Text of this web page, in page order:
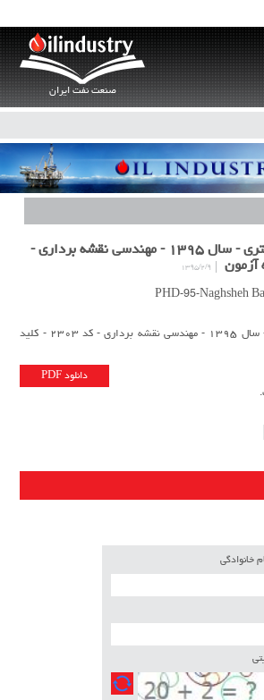
صنعت نفت ایران
آزمون ورودی دوره دکتری - سال ۱۳۹۵ - مهندسی نقشه برداری -
۱۳۹۵/۲/۹
آزمون ورودی دوره دکتری - سال ۱۳۹۵ - مهندسی نقشه برداری - کد ۲۳۰۳ - کلید
دانلود PDF
خانوادگی